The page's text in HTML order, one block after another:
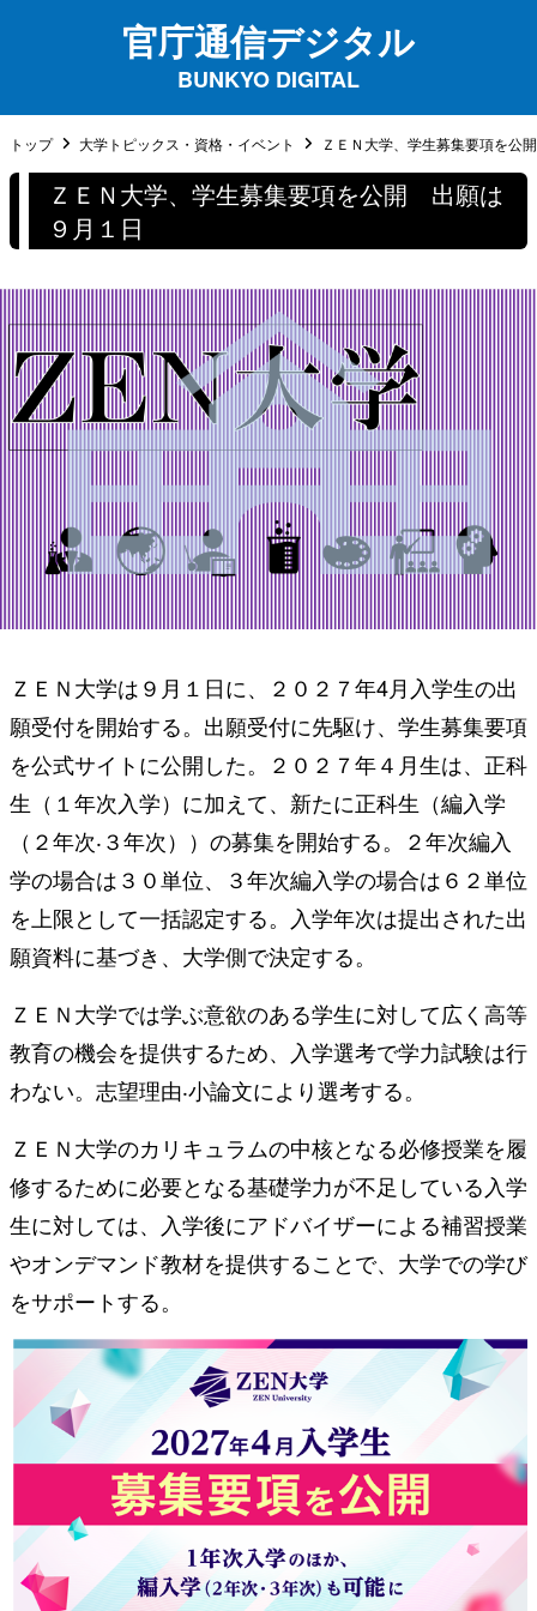
官庁通信デジタル
BUNKYO DIGITAL
トップ 大学トピックス・資格・イベント ＺＥＮ大学、学生募集要項を公
ＺＥＮ大学、学生募集要項を公開 出願は
９月１日
ＺＥＮ⼤学は９⽉１⽇に、２０２７年4⽉⼊学⽣の出
願受付を開始する。出願受付に先駆け、学⽣募集要項
を公式サイトに公開した。２０２７年４⽉⽣は、正科
⽣（１年次⼊学）に加えて、新たに正科⽣（編⼊学
（２年次‧３年次））の募集を開始する。２年次編⼊
学の場合は３０単位、３年次編⼊学の場合は６２単位
を上限として⼀括認定する。⼊学年次は提出された出
願資料に基づき、⼤学側で決定する。
ＺＥＮ⼤学では学ぶ意欲のある学生に対して広く⾼等
教育の機会を提供するため、⼊学選考で学⼒試験は⾏
わない。志望理由‧⼩論⽂により選考する。
ＺＥＮ⼤学のカリキュラムの中核となる必修授業を履
修するために必要となる基礎学⼒が不⾜している入学
生に対しては、⼊学後にアドバイザーによる補習授業
やオンデマンド教材を提供することで、⼤学での学び
をサポートする。